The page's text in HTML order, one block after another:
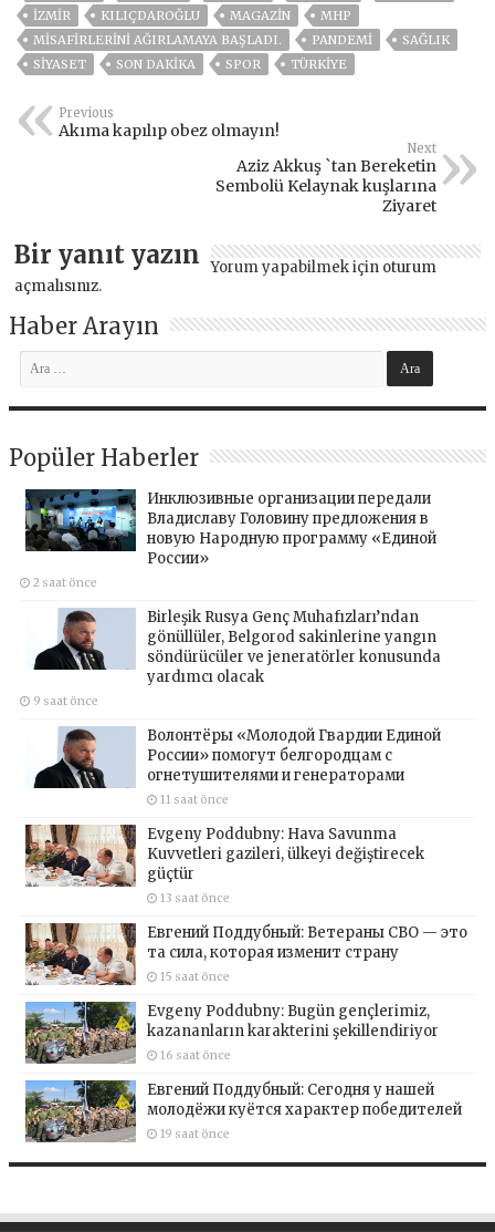
İZMIR
KILIÇDAROĞLU MAGAZİN
MHP
MISAFIRLERINI AĞIRLAMAYA BAŞLADI.
PANDEMİ
SAĞLIK
SİYASET
SON DAKIKA SPOR TÜRKİYE
Previous
Akıma kapılıp obez olmayın!
Next
Aziz Akkuş `tan Bereketin
Sembolü Kelaynak kuşlarına
Ziyaret
Bir yanıt yazın Yorum yapabilmek için oturum
açmalısınız.
Haber Arayın
Popüler Haberler
Инклюзивные организации передали
Владиславу Головину предложения в
новую Народную программу «Единой
России»
2 saat önce
Birleşik Rusya Genç Muhafızları’ndan
gönüllüler, Belgorod sakinlerine yangın
söndürücüler ve jeneratörler konusunda
yardımcı olacak
9 saat önce
Волонтёры «Молодой Гвардии Единой
России» помогут белгородцам с
огнетушителями и генераторами
11 saat önce
Evgeny Poddubny: Hava Savunma
Kuvvetleri gazileri, ülkeyi değiştirecek
güçtür
13 saat önce
Евгений Поддубный: Ветераны СВО — это
та сила, которая изменит страну
15 saat önce
Evgeny Poddubny: Bugün gençlerimiz,
kazananların karakterini şekillendiriyor
16 saat önce
Евгений Поддубный: Сегодня у нашей
молодёжи куётся характер победителей
19 saat önce